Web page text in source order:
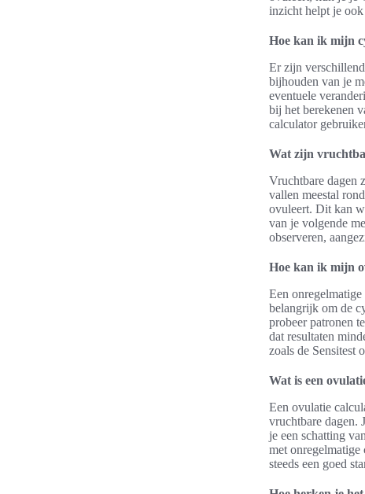
inzicht helpt je ook
Hoe kan ik mijn
Er zijn
bijhouden van je
eventuele
bij het berekenen
calculator
Wat zijn
Vruchtbare dagen
vallen meestal
ovuleert. Dit kan
van je volgende
observeren,
Hoe kan ik mijn
Een
belangrijk om de
probeer patronen
dat resultaten
zoals de Sensitest
Wat is een
Een ovulatie
vruchtbare dagen.
je een schatting
met
steeds een goed